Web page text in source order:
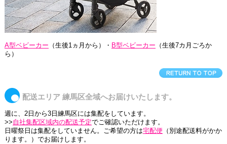
A型ベビーカー （生後1ヵ月から）・ B型ベビーカー （生後7カ月ごろか
ら）
配送エリア 練馬区全域へお届けいたします。
週に、2日から3日練馬区には集配をしています。
>>自社集配区域内の配送予定でご確認いただけます。
日曜祭日は集配をしていません。ご希望の方は宅配便 （別途配送料がかか
ります。）でお届けします。